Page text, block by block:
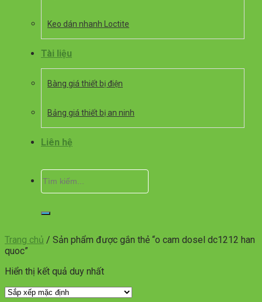
Keo dán nhanh Loctite
Tài liệu
Bàng giá thiết bị điện
Bảng giá thiết bị an ninh
Liên hệ
Tìm
kiếm:
Trang chủ / Sản phẩm được gắn thẻ “o cam dosel dc1212 han
quoc”
Hiển thị kết quả duy nhất